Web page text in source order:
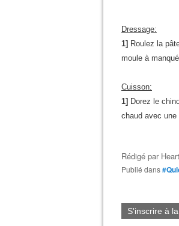
Dressage:
1] Roulez la
moule à
Cuisson:
1] Dorez le
chaud avec une
Rédigé par
Publié dans
S'inscrire à